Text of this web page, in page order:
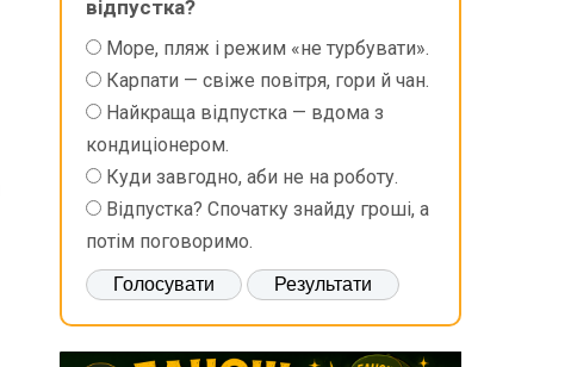
відпустка?
Море, пляж і режим «не турбувати».
Карпати — свіже повітря, гори й чан.
Найкраща відпустка — вдома з
кондиціонером.
Куди завгодно, аби не на роботу.
Відпустка? Спочатку знайду гроші, а
потім поговоримо.